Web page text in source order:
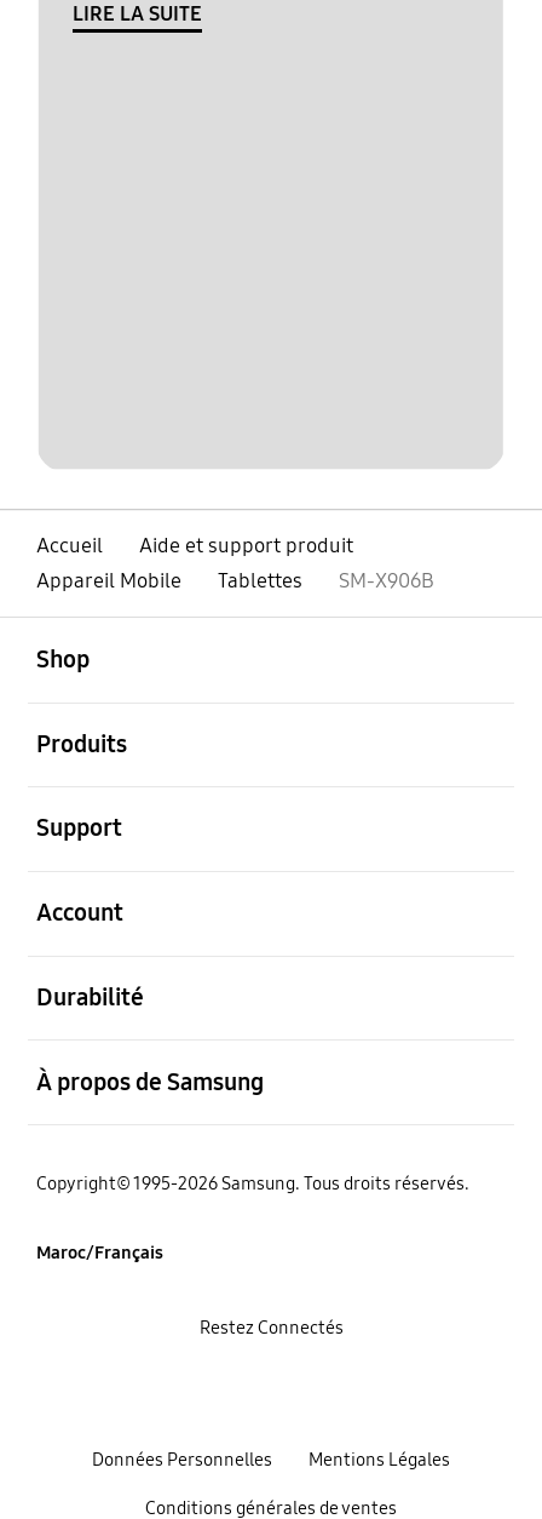
LIRE LA SUITE
Accueil
Aide et support produit
Appareil Mobile
Tablettes SM-X906B
Shop
Produits
Support
Account
Durabilité
À propos de Samsung
Copyright© 1995-2026 Samsung. Tous droits réservés.
Maroc/Français
Données Personnelles Mentions Légales
Conditions générales de ventes
Restez Connectés